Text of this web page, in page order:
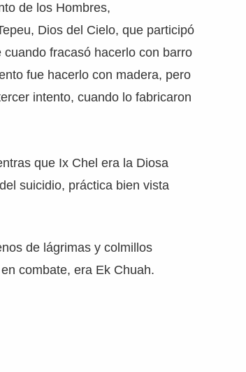
de los Hombres,
Dios del Cielo, que participó
fracasó hacerlo con barro
fue hacerlo con madera, pero
intento, cuando lo fabricaron
que Ix Chel era la Diosa
suicidio, práctica bien vista
de lágrimas y colmillos
combate, era Ek Chuah.